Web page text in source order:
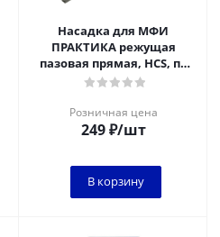
Насадка для МФИ
ПРАКТИКА режущая
пазовая прямая, HCS, по
дереву, 10 мм, мелкий зуб
Розничная цена
249₽/шт
В корзину